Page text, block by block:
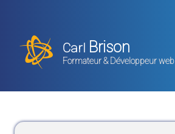
Carl Brison
Formateur & Développeur web
Formation
Backend